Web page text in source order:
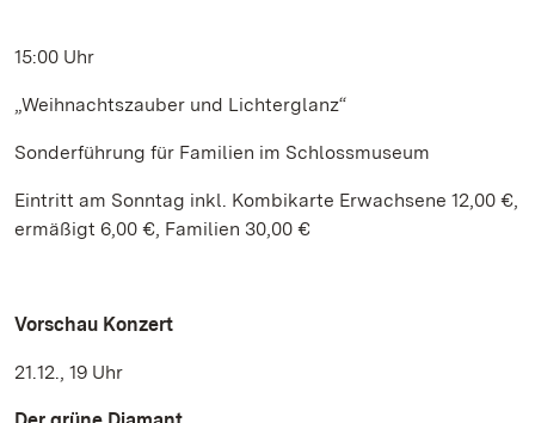
15:00 Uhr
„Weihnachtszauber und Lichterglanz“
Sonderführung für Familien im Schlossmuseum
Eintritt am Sonntag inkl. Kombikarte Erwachsene 12,00 €,
ermäßigt 6,00 €, Familien 30,00 €
Vorschau Konzert
21.12., 19 Uhr